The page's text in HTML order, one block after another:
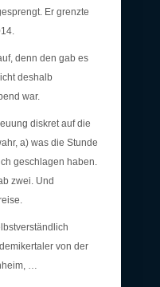
Er grenzte
denn den gab es
deshalb
war.
diskret auf die
a) was die Stunde
geschlagen haben.
zwei. Und
von der
…